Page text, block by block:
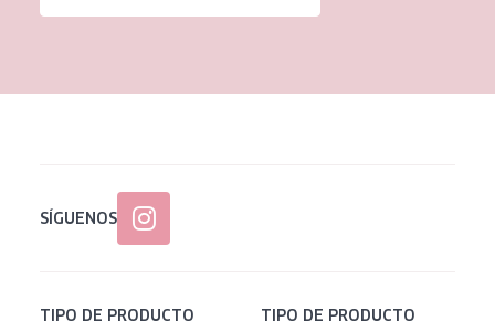
Todas las edades
SÍGUENOS
TIPO DE PRODUCTO TIPO DE PRODUCTO